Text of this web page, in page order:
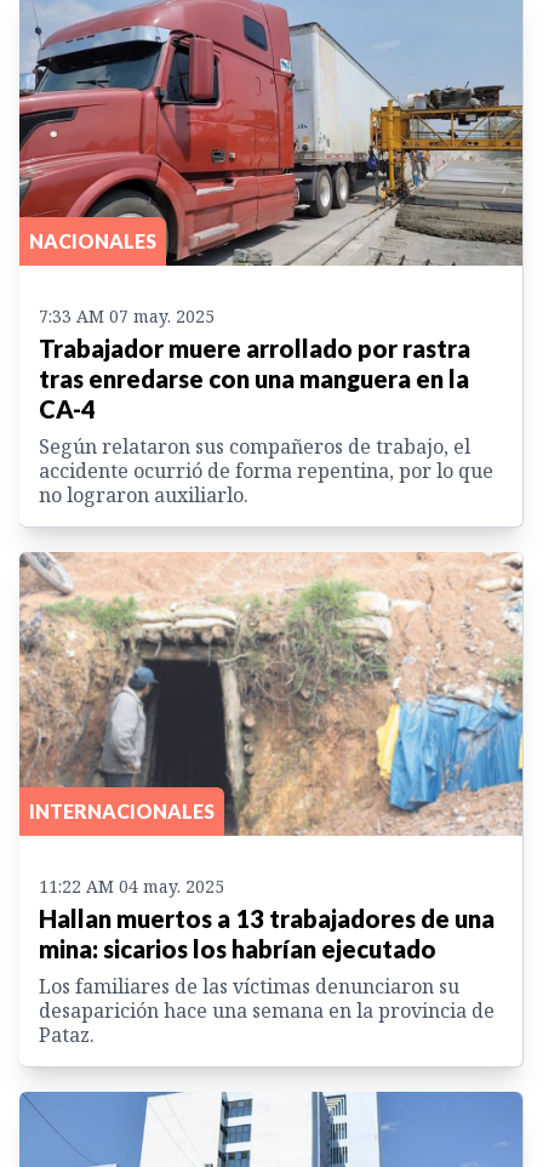
NACIONALES
7:33 AM 07 may. 2025
Trabajador muere arrollado por rastra
tras enredarse con una manguera en la
CA-4
Según relataron sus compañeros de trabajo, el
accidente ocurrió de forma repentina, por lo que
no lograron auxiliarlo.
INTERNACIONALES
11:22 AM 04 may. 2025
Hallan muertos a 13 trabajadores de una
mina: sicarios los habrían ejecutado
Los familiares de las víctimas denunciaron su
desaparición hace una semana en la provincia de
Pataz.